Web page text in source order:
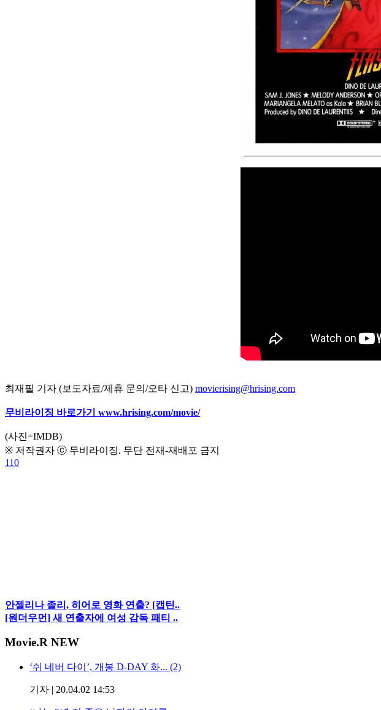
최재필 기자 (보도자료/제휴 문의/오타 신고) movierising@hrising.com
무비라이징 바로가기 www.hrising.com/movie/
(사진=IMDB)
※ 저작권자 ⓒ 무비라이징. 무단 전재-재배포 금지
110
안젤리나 졸리, 히어로 영화 연출? [캡틴..
[원더우먼] 새 연출자에 여성 감독 패티 ..
Movie.R NEW
‘쉬 네버 다이’, 개봉 D-DAY 화... (2)
기자 | 20.04.02 14:53